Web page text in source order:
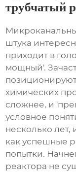
трубчатый
штука
приходит в
мощный'.
химических
сложнее, и
условное
несколько лет,
как успешные
попытки.
реактора не